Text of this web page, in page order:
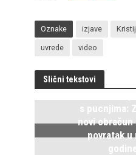
Oznake izjave
uvrede video
Slični tekstovi
s pucnjima:
novi obračun
povratak u